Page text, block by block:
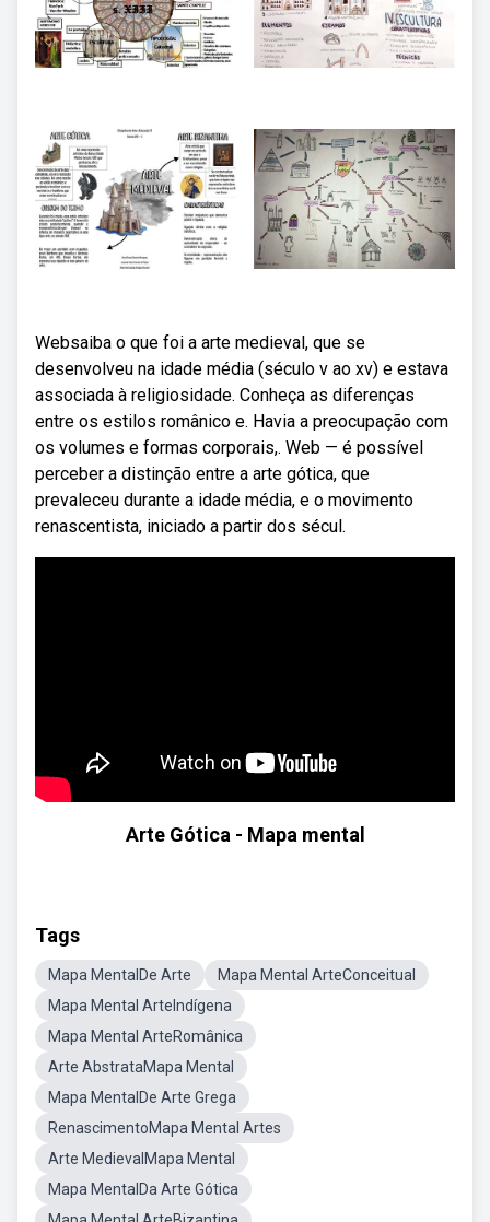
Websaiba o que foi a arte medieval, que se
desenvolveu na idade média (século v ao xv) e estava
associada à religiosidade. Conheça as diferenças
entre os estilos românico e. Havia a preocupação com
os volumes e formas corporais,. Web — é possível
perceber a distinção entre a arte gótica, que
prevaleceu durante a idade média, e o movimento
renascentista, iniciado a partir dos sécul.
Arte Gótica - Mapa mental
Tags
Mapa MentalDe Arte
Mapa Mental ArteConceitual
Mapa Mental ArteIndígena
Mapa Mental ArteRomânica
Arte AbstrataMapa Mental
Mapa MentalDe Arte Grega
RenascimentoMapa Mental Artes
Arte MedievalMapa Mental
Mapa MentalDa Arte Gótica